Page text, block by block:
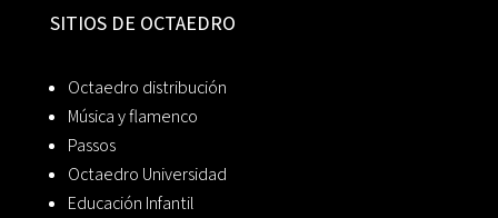
SITIOS DE OCTAEDRO
Octaedro distribución
Música y flamenco
Passos
Octaedro Universidad
Educación Infantil